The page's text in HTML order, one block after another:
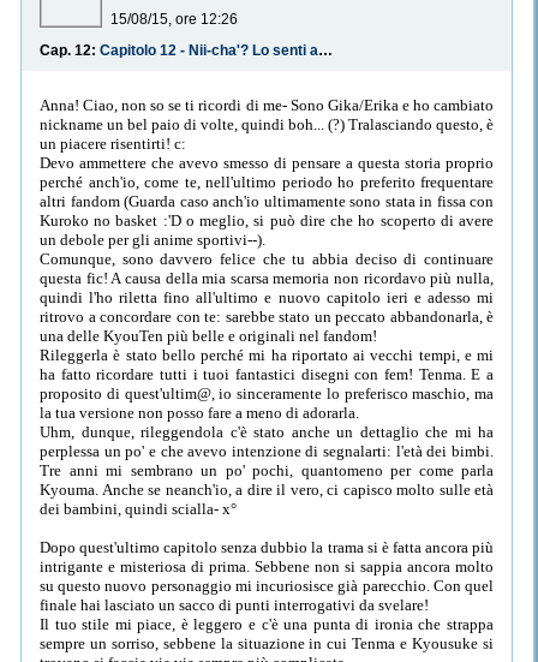
15/08/15, ore 12:26
Cap. 12:
Capitolo 12 - Nii-cha'? Lo senti anche tu? Qualcuno... uguale a noi...?
Anna! Ciao, non so se ti ricordi di me- Sono Gika/Erika e ho cambiato
nickname un bel paio di volte, quindi boh... (?) Tralasciando questo, è
un piacere risentirti! c:
Devo ammettere che avevo smesso di pensare a questa storia proprio
perché anch'io, come te, nell'ultimo periodo ho preferito frequentare
altri fandom (Guarda caso anch'io ultimamente sono stata in fissa con
Kuroko no basket :'D o meglio, si può dire che ho scoperto di avere
un debole per gli anime sportivi--).
Comunque, sono davvero felice che tu abbia deciso di continuare
questa fic! A causa della mia scarsa memoria non ricordavo più nulla,
quindi l'ho riletta fino all'ultimo e nuovo capitolo ieri e adesso mi
ritrovo a concordare con te: sarebbe stato un peccato abbandonarla, è
una delle KyouTen più belle e originali nel fandom!
Rileggerla è stato bello perché mi ha riportato ai vecchi tempi, e mi
ha fatto ricordare tutti i tuoi fantastici disegni con fem! Tenma. E a
proposito di quest'ultim@, io sinceramente lo preferisco maschio, ma
la tua versione non posso fare a meno di adorarla.
Uhm, dunque, rileggendola c'è stato anche un dettaglio che mi ha
perplessa un po' e che avevo intenzione di segnalarti: l'età dei bimbi.
Tre anni mi sembrano un po' pochi, quantomeno per come parla
Kyouma. Anche se neanch'io, a dire il vero, ci capisco molto sulle età
dei bambini, quindi scialla- x°
Dopo quest'ultimo capitolo senza dubbio la trama si è fatta ancora più
intrigante e misteriosa di prima. Sebbene non si sappia ancora molto
su questo nuovo personaggio mi incuriosisce già parecchio. Con quel
finale hai lasciato un sacco di punti interrogativi da svelare!
Il tuo stile mi piace, è leggero e c'è una punta di ironia che strappa
sempre un sorriso, sebbene la situazione in cui Tenma e Kyousuke si